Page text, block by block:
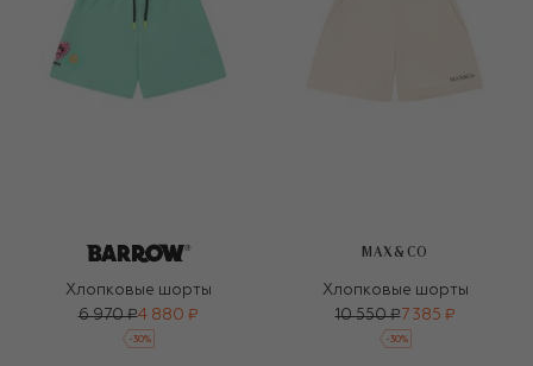
Хлопковые шорты
6 970 ₽4 880 ₽
-30%
MAX&CO
Хлопковые шорты
10 550 ₽7 385 ₽
-30%